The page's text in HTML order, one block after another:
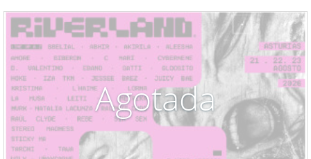
Agotada